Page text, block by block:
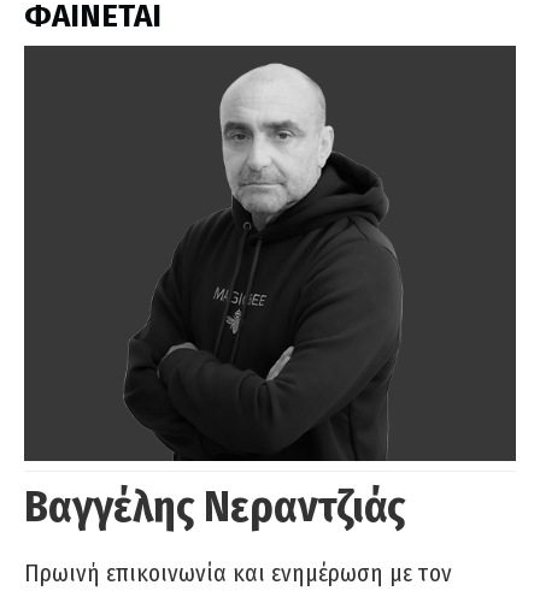
ΦΑΙΝΕΤΑΙ
Βαγγέλης Νεραντζιάς
Πρωινή επικοινωνία και ενημέρωση με τον